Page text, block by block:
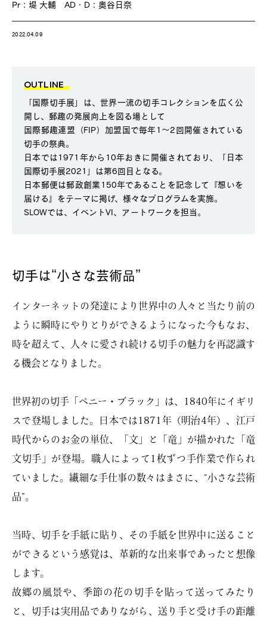
Pr：堤 大輔 AD・D：奥谷日奈
2022.04.09
OUTLINE
「国際切手展」は、世界一流の切手コレクションを広く公
開し、郵趣の発展向上を図る場として
国際郵趣連盟（FIP）加盟国で毎年1〜2回開催されている
切手の祭典。
日本では1971年から10年おきに開催されており、「日本
国際切手展2021」は第6回目となる。
日本郵便は郵政創業150年であることを記念して『想いを
届ける』をテーマに掲げ、様々なプログラムを実施。
SLOWでは、イベントVI、アートワークを担当。
切手は“小さな芸術品”
インターネットの発達により世界中の人々と当たり前の
ように瞬時にやりとりができるようになった今もなお、
時を超えて、人々に愛され続ける切手の魅力を再認識す
る機会となりました。
世界初の切手「ペニー・ブラック」は、1840年にイギリ
スで登場しました。日本では1871年（明治4年）、江戸
時代からのお金の単位、「文」と「竜」が描かれた「竜
文切手」が登場。職人によって1枚ずつ手作業で作られ
ていました。繊細な手仕事の数々はまさに、“小さな芸術
品”。
当時、切手を手紙に貼り、その手紙を世界中に送ること
ができるという感覚は、革新的な出来事であったと想像
します。
故郷の風景や、季節の花の切手を貼って送ってみたり
と、切手は実用品でありながら、送り手と受け手の距離